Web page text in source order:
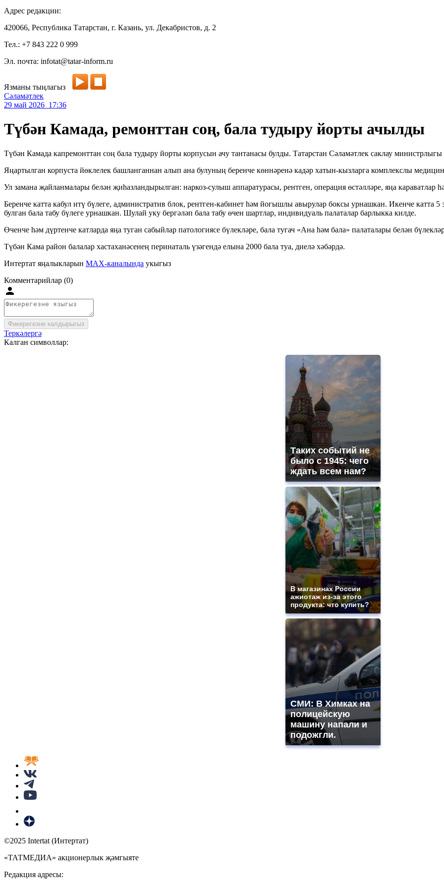
Адрес редакции:
420066, Республика Татарстан, г. Казань, ул. Декабристов, д. 2
Тел.: +7 843 222 0 999
Эл. почта: infotat@tatar-inform.ru
Язманы тыңлагыз
Сәламәтлек
29 май 2026 17:36
Түбән Камада, ремонттан соң, бала тудыру йорты ачылды
Түбән Камада капремонттан соң бала тудыру йорты корпусын ачу тантанасы булды. Татарстан Сәламәтлек саклау министрлыгы
Яңартылган корпуста йөклелек башланганнан алып ана булуның беренче көннәренә кадәр хатын-кызларга комплекслы
Ул замана җайланмалары белән җиһазландырылган: наркоз-сулыш аппаратурасы, рентген, операция өстәлләре, яңа караватлар
Беренче катта кабул итү бүлеге, административ блок, рентген-кабинет һәм йогышлы авырулар боксы урнашкан. Икенче катта
булган бала табу бүлеге урнашкан. Шулай уку бергәләп бала табу өчен шартлар, индивидуаль палаталар барлыкка килде.
Өченче һәм дүртенче катларда яңа туган сабыйлар патологиясе бүлекләре, бала тугач «Ана һәм бала» палаталары белән
Түбән Кама район балалар хастаханәсенең перинаталь үзәгендә елына 2000 бала туа, диелә хәбәрдә.
Интертат яңалыкларын MAX-каналында укыгыз
Комментарийлар (0)
Фикерегезне калдырыгыз
Теркәлергә
Калган символлар:
Таких событий не
было с 1945: чего
ждать всем нам?
В магазинах России
ажиотаж из-за этого
продукта: что купить?
СМИ: В Химках на
полицейскую
машину напали и
подожгли.
©2025 Intertat (Интертат)
«ТАТМЕДИА» акционерлык җәмгыяте
Редакция адресы: